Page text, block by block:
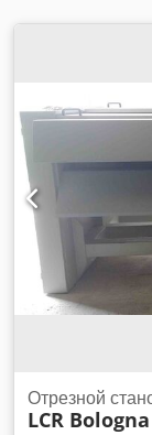
Отрезной
LCR Bologna